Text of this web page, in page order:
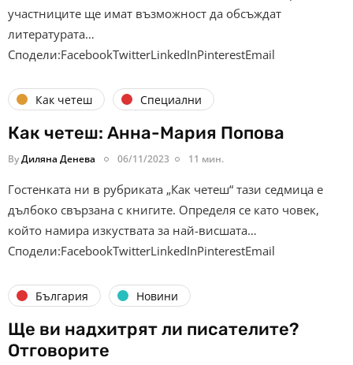
участниците ще имат възможност да обсъждат
литературата…
Сподели:FacebookTwitterLinkedInPinterestEmail
Как четеш Специални
Как четеш: Анна-Мария Попова
ByДиляна Денева 06/11/2023 11 мин.
Гостенката ни в рубриката „Как четеш“ тази седмица е
дълбоко свързана с книгите. Определя се като човек,
който намира изкуствата за най-висшата…
Сподели:FacebookTwitterLinkedInPinterestEmail
България Новини
Ще ви надхитрят ли писателите?
Отговорите